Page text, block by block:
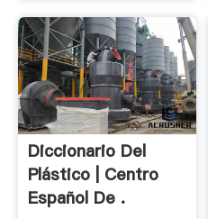
Diccionario Del
Plástico | Centro
Español De .